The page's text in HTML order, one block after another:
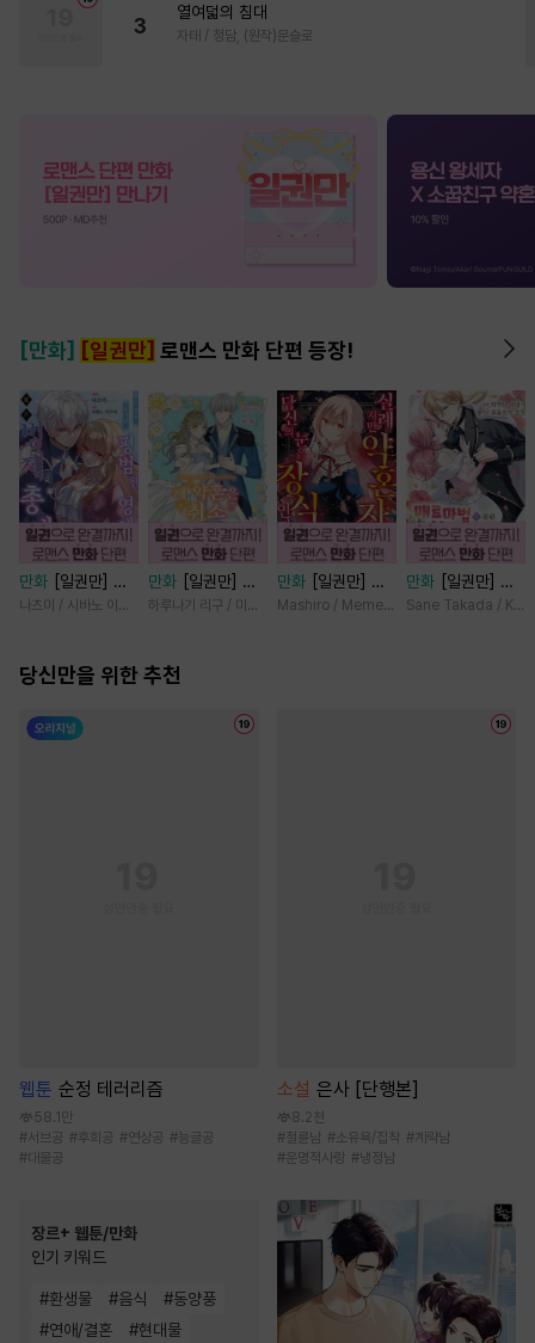
3
열여덟의 침대
자태 / 청담, (원작)문슬로
[만화] [일권만] 로맨스 만화 단편 등장!
만화
[일권만] 모
든 것을 포기한 평
는다 [단행본]
나츠미 / 시바노 이즈미
만화
[일권만] 제
약혼은 취소되었습
하루나기 리구 / 미즈메
만화
[일권만] 실
례지만 약혼자님,
Mashiro / Memeko
만화
[일권만] 매
료 마법에 걸린 척
Sane Takada /
당신만을 위한 추천
웹툰 순정 테러리즘
58.1만
#서브공 #후회공 #연상공 #능글공
#대물공
장르+ 웹툰/만화
인기 키워드
#환생물 #음식 #동양풍
#연애/결혼 #현대물
소설 은사 [단행본]
8.2천
#절륜남 #소유욕/집착 #계략남
#운명적사랑 #냉정남